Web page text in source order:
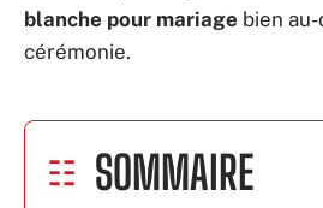
blanche pour mariage bien
cérémonie.
SOMMAIRE